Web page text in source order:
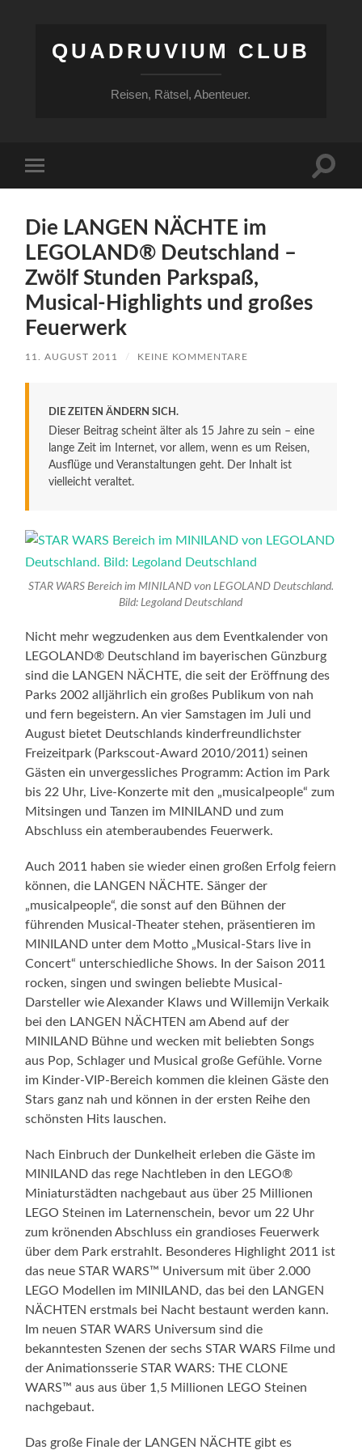
QUADRUVIUM CLUB
Reisen, Rätsel, Abenteuer.
Menü
Die LANGEN NÄCHTE im
LEGOLAND® Deutschland –
Zwölf Stunden Parkspaß,
Musical-Highlights und großes
Feuerwerk
11. AUGUST 2011 / KEINE KOMMENTARE
DIE ZEITEN ÄNDERN SICH.
Dieser Beitrag scheint älter als 15 Jahre zu sein – eine
lange Zeit im Internet, vor allem, wenn es um Reisen,
Ausflüge und Veranstaltungen geht. Der Inhalt ist
vielleicht veraltet.
STAR WARS Bereich im MINILAND von LEGOLAND Deutschland.
Bild: Legoland Deutschland
Nicht mehr wegzudenken aus dem Eventkalender von
LEGOLAND® Deutschland im bayerischen Günzburg
sind die LANGEN NÄCHTE, die seit der Eröffnung des
Parks 2002 alljährlich ein großes Publikum von nah
und fern begeistern. An vier Samstagen im Juli und
August bietet Deutschlands kinderfreundlichster
Freizeitpark (Parkscout-Award 2010/2011) seinen
Gästen ein unvergessliches Programm: Action im Park
bis 22 Uhr, Live-Konzerte mit den „musicalpeople“ zum
Mitsingen und Tanzen im MINILAND und zum
Abschluss ein atemberaubendes Feuerwerk.
Auch 2011 haben sie wieder einen großen Erfolg feiern
können, die LANGEN NÄCHTE. Sänger der
„musicalpeople“, die sonst auf den Bühnen der
führenden Musical-Theater stehen, präsentieren im
MINILAND unter dem Motto „Musical-Stars live in
Concert“ unterschiedliche Shows. In der Saison 2011
rocken, singen und swingen beliebte Musical-
Darsteller wie Alexander Klaws und Willemijn Verkaik
bei den LANGEN NÄCHTEN am Abend auf der
MINILAND Bühne und wecken mit beliebten Songs
aus Pop, Schlager und Musical große Gefühle. Vorne
im Kinder-VIP-Bereich kommen die kleinen Gäste den
Stars ganz nah und können in der ersten Reihe den
schönsten Hits lauschen.
Nach Einbruch der Dunkelheit erleben die Gäste im
MINILAND das rege Nachtleben in den LEGO®
Miniaturstädten nachgebaut aus über 25 Millionen
LEGO Steinen im Laternenschein, bevor um 22 Uhr
zum krönenden Abschluss ein grandioses Feuerwerk
über dem Park erstrahlt. Besonderes Highlight 2011 ist
das neue STAR WARS™ Universum mit über 2.000
LEGO Modellen im MINILAND, das bei den LANGEN
NÄCHTEN erstmals bei Nacht bestaunt werden kann.
Im neuen STAR WARS Universum sind die
bekanntesten Szenen der sechs STAR WARS Filme und
der Animationsserie STAR WARS: THE CLONE
WARS™ aus aus über 1,5 Millionen LEGO Steinen
nachgebaut.
Das große Finale der LANGEN NÄCHTE gibt es